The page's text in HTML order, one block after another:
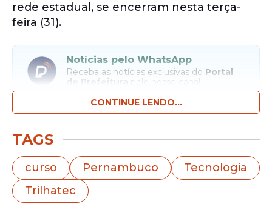
rede estadual, se encerram nesta terça-
feira (31).
Notícias pelo WhatsApp
Receba as notícias exclusivas do Portal
de Prefeitura
pelo nosso canal.
Entrar no canal
realizado em parceria com a Cesar School.
Além da Cesar School, o programa conta
com apoio de instituições de qualificação
CONTINUE LENDO...
TAGS
curso Pernambuco
Tecnologia
Trilhatec